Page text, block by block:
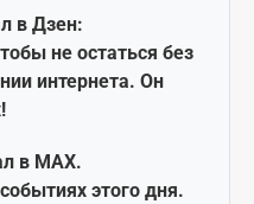
в Дзен:
не остаться без
интернета. Он
в MAX.
этого дня.